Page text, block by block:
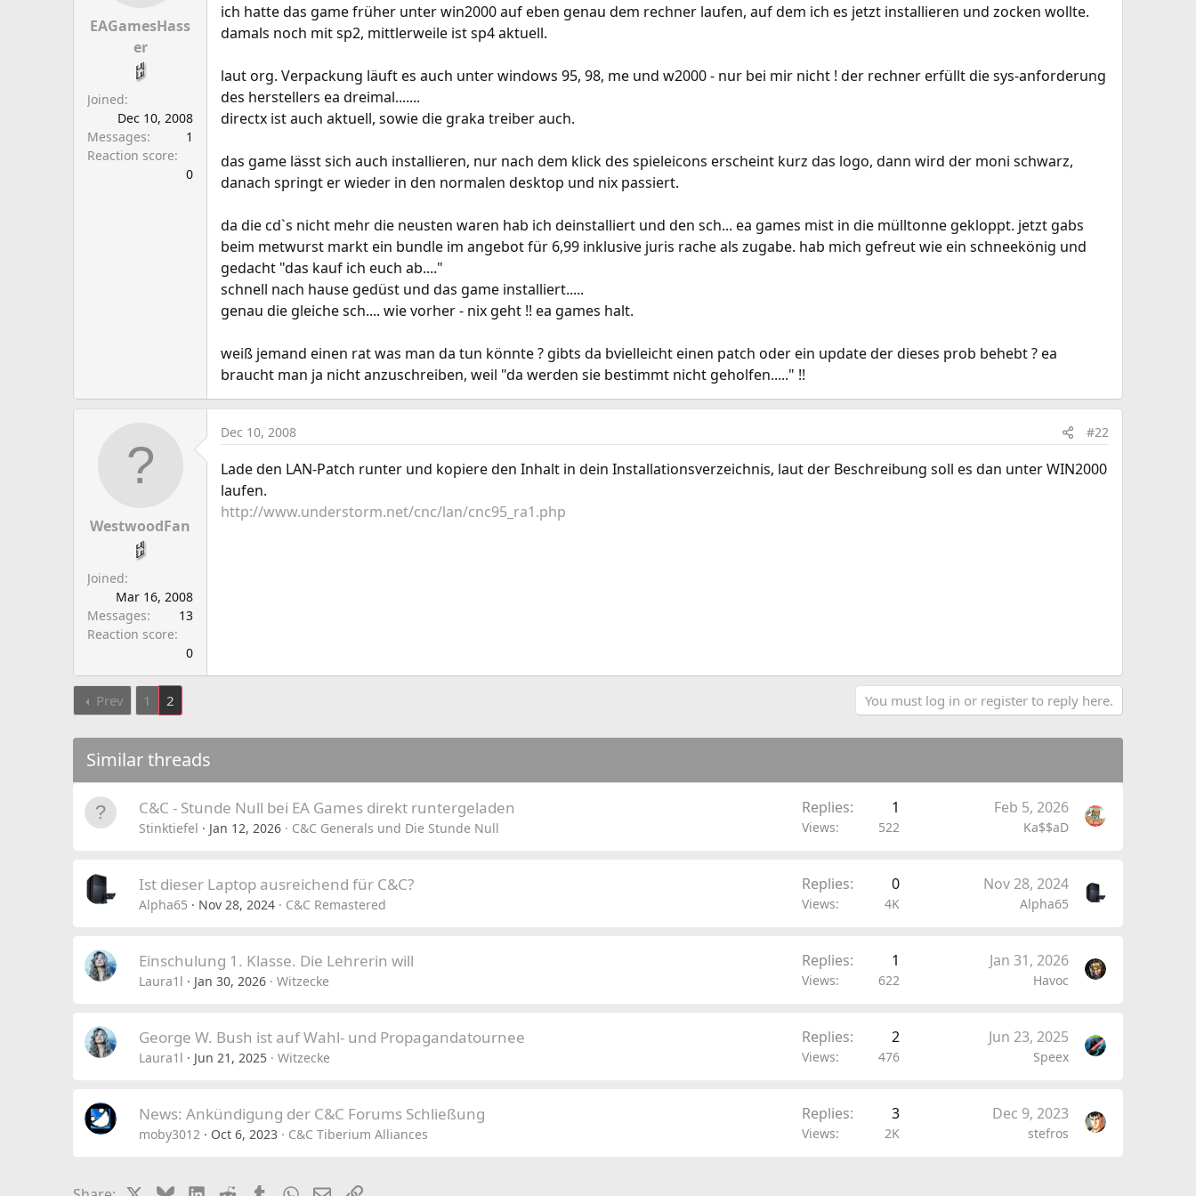
rEAGamesHass
er
Joined
Dec 10, 2008
Messages
1
Reaction score
0
ich hatte das game früher unter win2000 auf eben genau dem rechner laufen, auf dem ich es jetzt installieren und zocken wollte.
damals noch mit sp2, mittlerweile ist sp4 aktuell.
laut org. Verpackung läuft es auch unter windows 95, 98, me und w2000 - nur bei mir nicht ! der rechner erfüllt die sys-anforderung
des herstellers ea dreimal.......
directx ist auch aktuell, sowie die graka treiber auch.
das game lässt sich auch installieren, nur nach dem klick des spieleicons erscheint kurz das logo, dann wird der moni schwarz,
danach springt er wieder in den normalen desktop und nix passiert.
da die cd`s nicht mehr die neusten waren hab ich deinstalliert und den sch... ea games mist in die mülltonne gekloppt. jetzt gabs
beim metwurst markt ein bundle im angebot für 6,99 inklusive juris rache als zugabe. hab mich gefreut wie ein schneekönig und
gedacht "das kauf ich euch ab...."
schnell nach hause gedüst und das game installiert.....
genau die gleiche sch.... wie vorher - nix geht !! ea games halt.
weiß jemand einen rat was man da tun könnte ? gibts da bvielleicht einen patch oder ein update der dieses prob behebt ? ea
braucht man ja nicht anzuschreiben, weil "da werden sie bestimmt nicht geholfen....." !!
WestwoodFan
Joined
Mar 16, 2008
Messages
13
Reaction score
0
Dec 10, 2008 #22
Lade den LAN-Patch runter und kopiere den Inhalt in dein Installationsverzeichnis, laut der Beschreibung soll es dan unter WIN2000
laufen.
http://www.understorm.net/cnc/lan/cnc95_ra1.php
Prev 1 2 You must log in or register to reply here.
Similar threads
C&C - Stunde Null bei EA Games direkt runtergeladen
Stinktiefel Jan 12, 2026 C&C Generals und Die Stunde Null
Replies 1
Views 522
Feb 5, 2026
Ka$$aD
Ist dieser Laptop ausreichend für C&C?
Alpha65 Nov 28, 2024 C&C Remastered
Replies 0
Views 4K
Nov 28, 2024
Alpha65
Einschulung 1. Klasse. Die Lehrerin will
Laura1l Jan 30, 2026 Witzecke
Replies 1
Views 622
Jan 31, 2026
Havoc
George W. Bush ist auf Wahl- und Propagandatournee
Laura1l Jun 21, 2025 Witzecke
Replies 2
Views 476
Jun 23, 2025
Speex
News: Ankündigung der C&C Forums Schließung
moby3012 Oct 6, 2023 C&C Tiberium Alliances
Replies 3
Views 2K
Dec 9, 2023
stefros